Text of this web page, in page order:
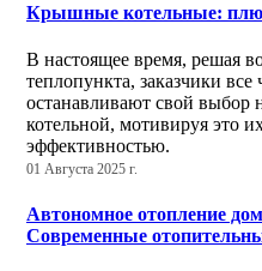
Крышные котельные:
В настоящее время, решая
теплопункта, заказчики все
останавливают свой выбор
котельной, мотивируя это
эффективностью.
01 Августа 2025 г.
Автономное отопление
Современные